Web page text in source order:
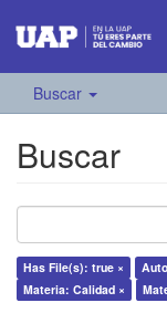
Buscar
Buscar
Has File(s): true ×
Materia: Calidad ×